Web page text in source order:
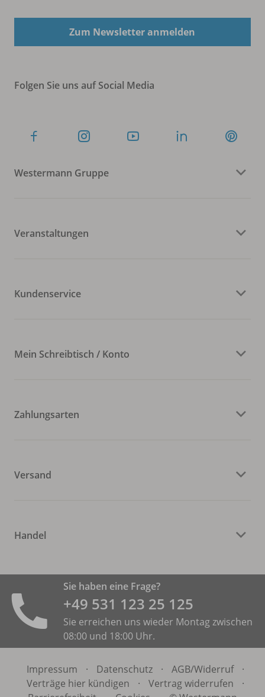
Zum Newsletter anmelden
Folgen Sie uns auf Social Media
Westermann Gruppe
Veranstaltungen
Kundenservice
Mein Schreibtisch / Konto
Zahlungsarten
Versand
Handel
Sie haben eine Frage?
+49 531 ­123 25 125
Sie erreichen uns wieder Montag zwischen
08:00 und 18:00 Uhr.
Impressum · Datenschutz · AGB/Widerruf
·
Verträge hier kündigen
· Vertrag widerrufen
·